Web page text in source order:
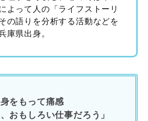
よって人の「ライフストーリ
の語りを分析する活動などを
庫県出身。
をもって痛感
おもしろい仕事だろう」